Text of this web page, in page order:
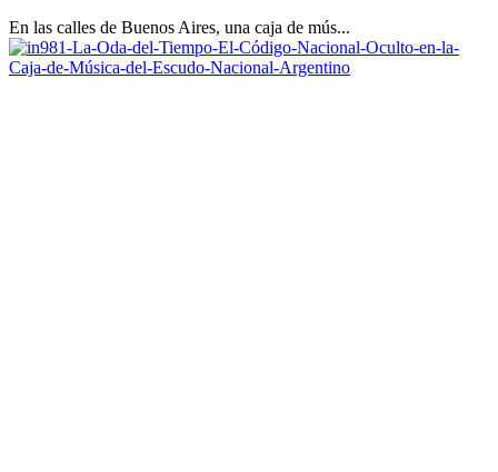
En las calles de Buenos Aires, una caja de mús...